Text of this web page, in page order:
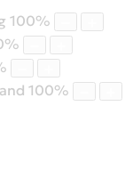
100%
%
100%